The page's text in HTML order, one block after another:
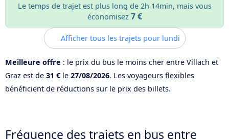
Le temps de trajet est plus long de 2h 14min, mais vous
économisez 7 €
Afficher tous les trajets pour lundi
Meilleure offre : le prix du bus le moins cher entre Villach et
Graz est de 31 € le 27/08/2026. Les voyageurs flexibles
bénéficient de réductions sur le prix des billets.
Fréquence des trajets en bus entre